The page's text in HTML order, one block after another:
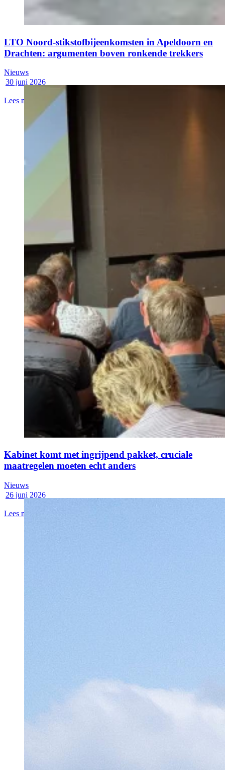
LTO Noord-stikstofbijeenkomsten in Apeldoorn en
Drachten: argumenten boven ronkende trekkers
30 juni 2026
Lees meer
Nieuws
Kabinet komt met ingrijpend pakket, cruciale
maatregelen moeten echt anders
26 juni 2026
Lees meer
Nieuws